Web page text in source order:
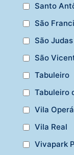
Santo
São
São Judas
São
Tabuleiro
Tabuleiro
Vila
Vila Real
Vivapark